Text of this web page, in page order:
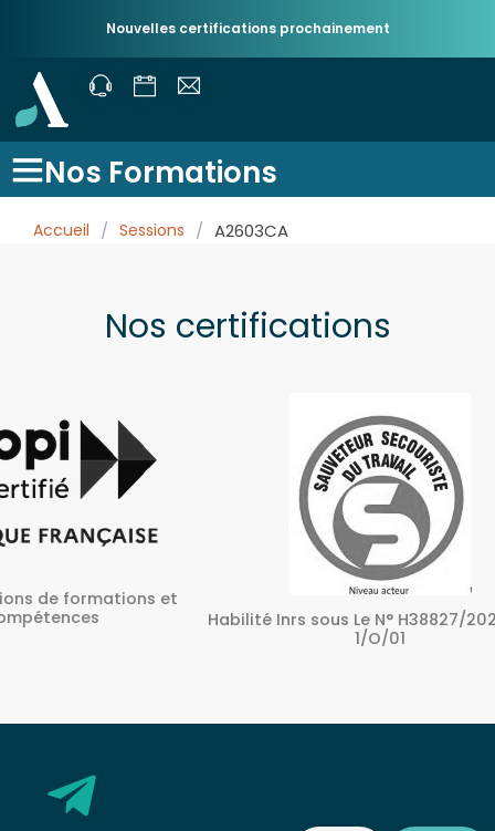
Nouvelles certifications prochainement
Nos Formations
Accueil / Sessions / A2603CA
Nos certifications
et
Habilité Inrs sous Le N° H38827/2022/SST-